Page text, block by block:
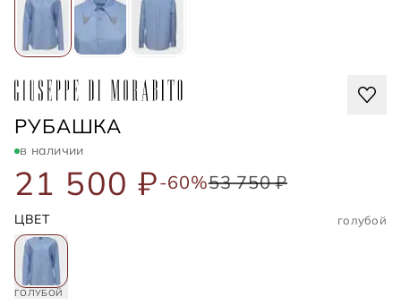
GIUSEPPE DI MORABITO
РУБАШКА
в наличии
21 500 ₽-60%53 750 ₽
ЦВЕТ голубой
ГОЛУБОЙ